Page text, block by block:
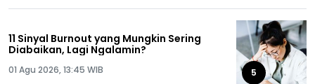
11 Sinyal Burnout yang Mungkin Sering
Diabaikan, Lagi Ngalamin?
01 Agu 2026, 13:45 WIB 5